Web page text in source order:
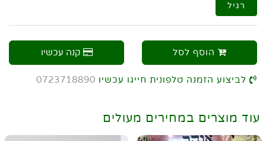
רגיל
הוסף לסל קנה עכשיו
לביצוע הזמנה טלפונית חייגו עכשיו 0723718890
עוד מוצרים במחירים מעולים